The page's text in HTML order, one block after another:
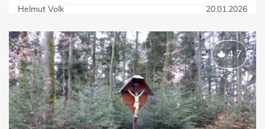
Helmut Volk 20.01.2026
4.7